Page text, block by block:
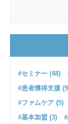
#セミナー (48)
#患者獲得支援
#ファムケア (5)
#基本加盟 (3)